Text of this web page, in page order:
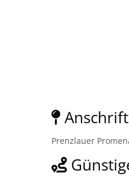
Anschrift
Prenzlauer